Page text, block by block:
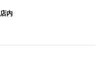
内